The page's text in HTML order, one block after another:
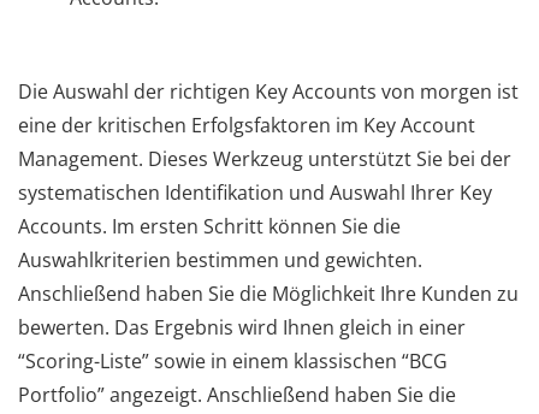
Die Auswahl der richtigen Key Accounts von morgen ist
eine der kritischen Erfolgsfaktoren im Key Account
Management. Dieses Werkzeug unterstützt Sie bei der
systematischen Identifikation und Auswahl Ihrer Key
Accounts. Im ersten Schritt können Sie die
Auswahlkriterien bestimmen und gewichten.
Anschließend haben Sie die Möglichkeit Ihre Kunden zu
bewerten. Das Ergebnis wird Ihnen gleich in einer
“Scoring-Liste” sowie in einem klassischen “BCG
Portfolio” angezeigt. Anschließend haben Sie die